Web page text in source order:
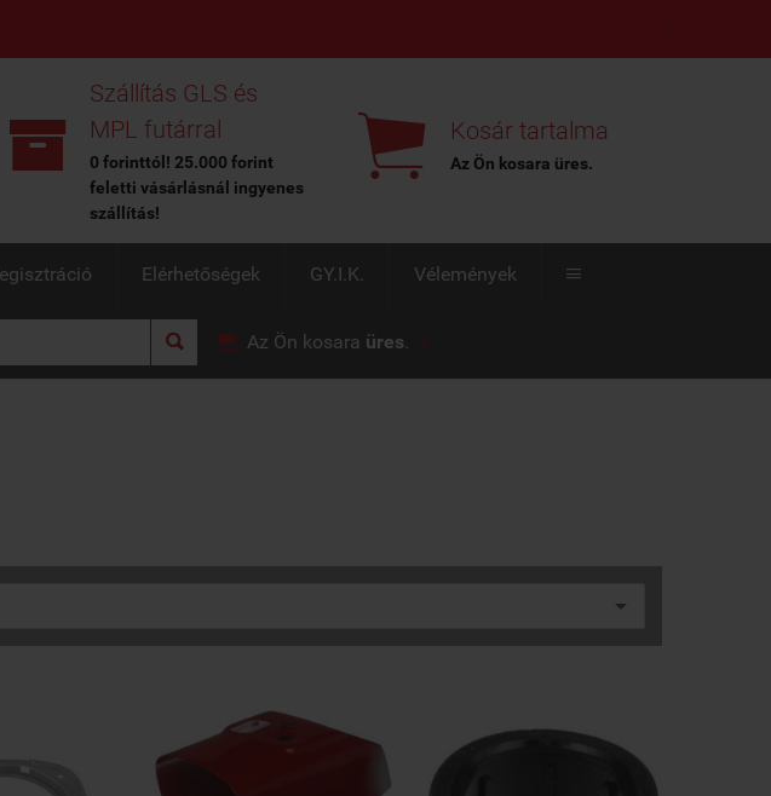

Szállítás GLS és
MPL futárral
0 forinttól! 25.000 forint
feletti vásárlásnál ingyenes
szállítás!
 Kosár tartalma
Az Ön kosara üres.
Elérhetőségek GY.I.K. Vélemények 
  Az Ön kosara üres. 